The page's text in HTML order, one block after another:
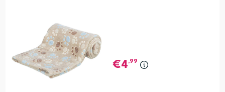
4,99